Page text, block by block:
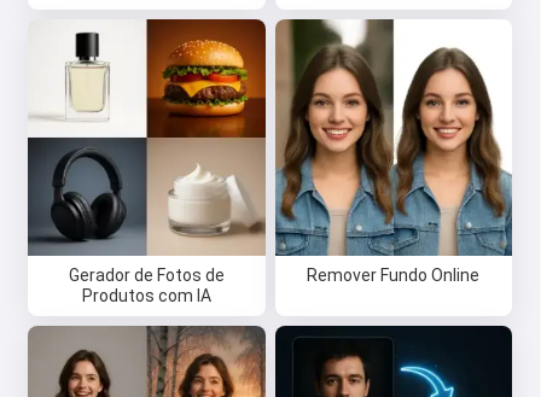
Gerador de Fotos de
Produtos com IA
Remover Fundo Online
Oi 👋
Eu posso criar músicas, escrever
poemas e mensagens de parabéns